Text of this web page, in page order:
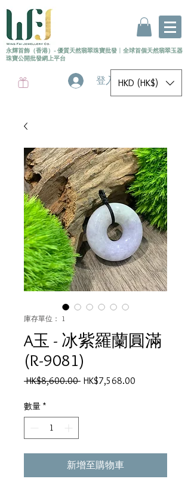
永輝首飾（香港）- 優質天然翡翠珠寶批發 〡 全球首個天然翡翠玉器
珠寶公開批發網上平台
登入 HKD (HK$)
庫存單位： 1
A玉 - 冰紫羅蘭圓滿
(R-9081)
HK$8,600.00 一HK$7,568.00
數量 *
新增至購物車